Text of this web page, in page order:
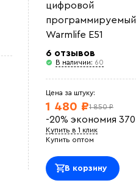
цифровой
программируемый
Warmlife E51
6 отзывов
В наличии: 60
Цена за штуку:
1 850 ₽
1 480 ₽
-20% экономия 370
Купить в 1 клик
Купить оптом
В корзину